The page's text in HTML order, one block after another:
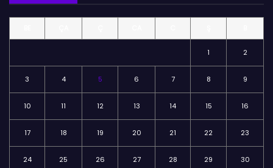
l
1 2
3 4 5 6 7 8 9
10 11 12 13 14 15 16
17 18 19 20 21 22 23
24 25 26 27 28 29 30